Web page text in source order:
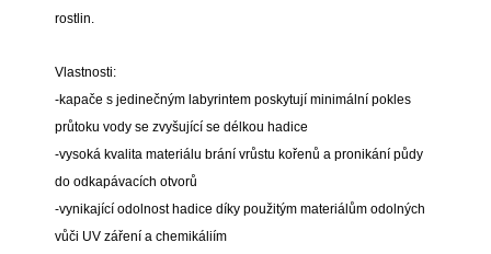
rostlin.
Vlastnosti:
-kapače s jedinečným labyrintem poskytují minimální pokles
průtoku vody se zvyšující se délkou hadice
-vysoká kvalita materiálu brání vrůstu kořenů a pronikání půdy
do odkapávacích otvorů
-vynikající odolnost hadice díky použitým materiálům odolných
vůči UV záření a chemikáliím